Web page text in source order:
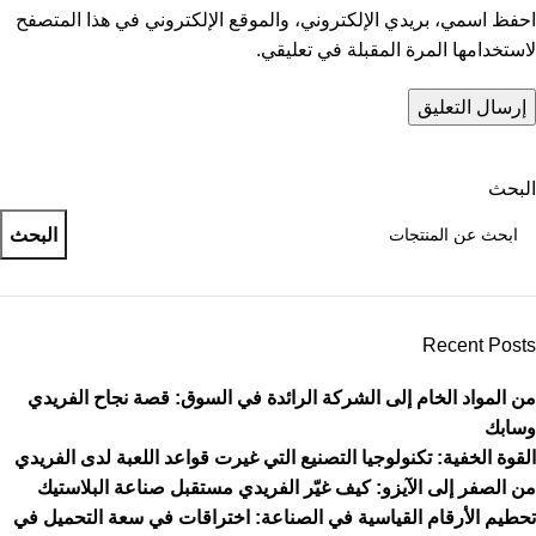
احفظ اسمي، بريدي الإلكتروني، والموقع الإلكتروني في هذا المتصفح
لاستخدامها المرة المقبلة في تعليقي.
البحث
البحث
Recent Posts
من المواد الخام إلى الشركة الرائدة في السوق: قصة نجاح الفريدي
وسابك
القوة الخفية: تكنولوجيا التصنيع التي غيرت قواعد اللعبة لدى الفريدي
من الصفر إلى الآيزو: كيف غيّر الفريدي مستقبل صناعة البلاستيك
تحطيم الأرقام القياسية في الصناعة: اختراقات في سعة التحميل في